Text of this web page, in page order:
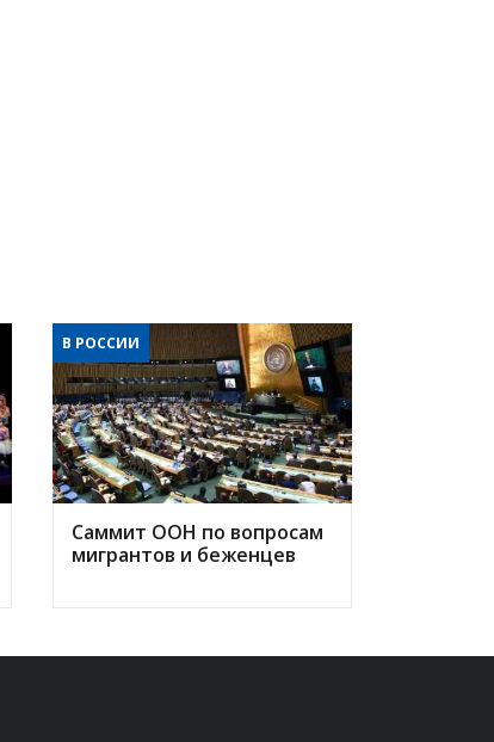
В РОССИИ
Саммит ООН по вопросам
мигрантов и беженцев